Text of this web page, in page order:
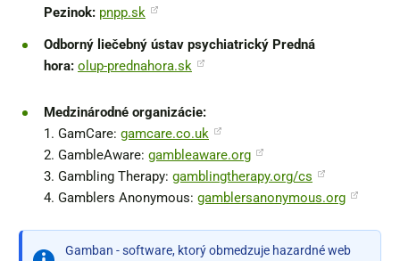
Pezinok: pnpp.sk
Odborný liečebný ústav psychiatrický Predná
hora: olup-prednahora.sk
Medzinárodné organizácie:
1. GamCare: gamcare.co.uk
2. GambleAware: gambleaware.org
3. Gambling Therapy: gamblingtherapy.org/cs
4. Gamblers Anonymous: gamblersanonymous.org
Gamban - software, ktorý obmedzuje hazardné web